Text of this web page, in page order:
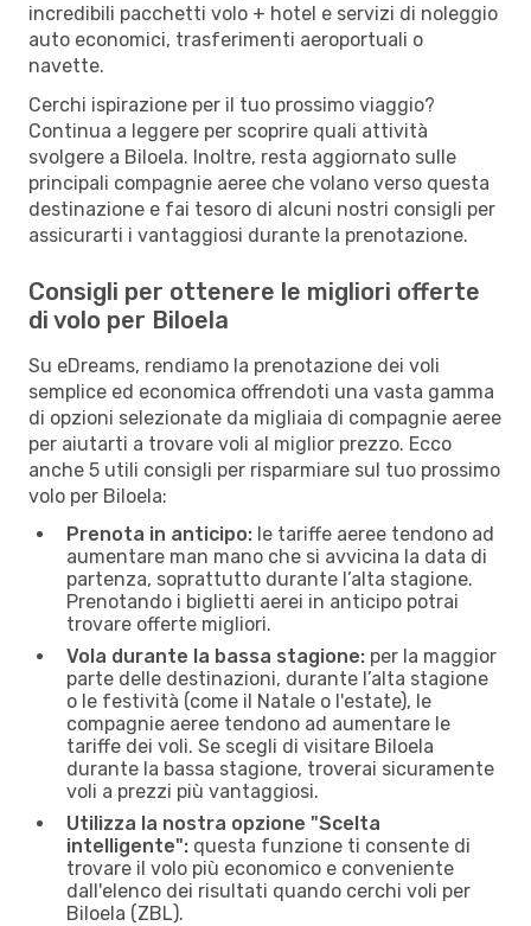
incredibili pacchetti volo + hotel e servizi di noleggio
auto economici, trasferimenti aeroportuali o
navette.
Cerchi ispirazione per il tuo prossimo viaggio?
Continua a leggere per scoprire quali attività
svolgere a Biloela. Inoltre, resta aggiornato sulle
principali compagnie aeree che volano verso questa
destinazione e fai tesoro di alcuni nostri consigli per
assicurarti i vantaggiosi durante la prenotazione.
Consigli per ottenere le migliori offerte
di volo per Biloela
Su eDreams, rendiamo la prenotazione dei voli
semplice ed economica offrendoti una vasta gamma
di opzioni selezionate da migliaia di compagnie aeree
per aiutarti a trovare voli al miglior prezzo. Ecco
anche 5 utili consigli per risparmiare sul tuo prossimo
volo per Biloela:
Prenota in anticipo: le tariffe aeree tendono ad
aumentare man mano che si avvicina la data di
partenza, soprattutto durante l’alta stagione.
Prenotando i biglietti aerei in anticipo potrai
trovare offerte migliori.
Vola durante la bassa stagione: per la maggior
parte delle destinazioni, durante l’alta stagione
o le festività (come il Natale o l'estate), le
compagnie aeree tendono ad aumentare le
tariffe dei voli. Se scegli di visitare Biloela
durante la bassa stagione, troverai sicuramente
voli a prezzi più vantaggiosi.
Utilizza la nostra opzione "Scelta
intelligente": questa funzione ti consente di
trovare il volo più economico e conveniente
dall'elenco dei risultati quando cerchi voli per
Biloela (ZBL).